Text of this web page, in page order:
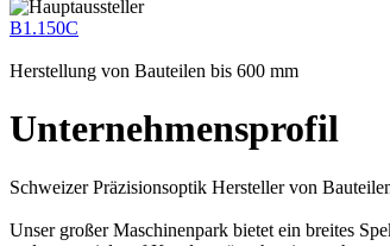
B1.150C
Herstellung von Bauteilen bis 600 mm
Unternehmensprofil
Schweizer Präzisionsoptik Hersteller von
Unser großer Maschinenpark bietet ein breites